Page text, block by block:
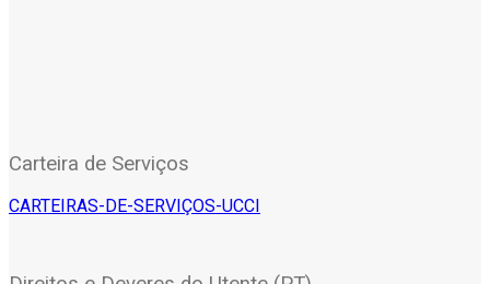
Carteira de Serviços
CARTEIRAS-DE-SERVIÇOS-UCCI